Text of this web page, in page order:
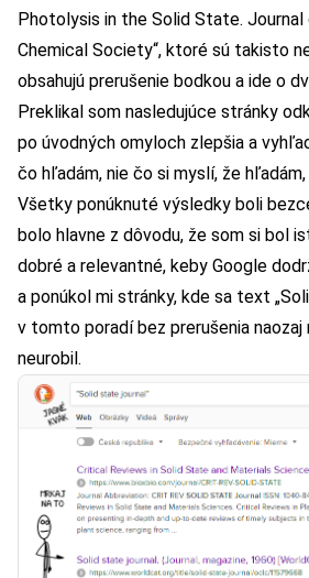
Photolysis in the Solid State.
Chemical Society“, ktoré sú takisto
obsahujú prerušenie bodkou a ide o
Preklikal som nasledujúce stránky
po úvodných omyloch zlepšia a
čo hľadám, nie čo si myslí, že
Všetky ponúknuté výsledky boli
bolo hlavne z dôvodu, že som si bol
dobré a relevantné, keby Google
a ponúkol mi stránky, kde sa text
v tomto poradí bez prerušenia naozaj
neurobil.